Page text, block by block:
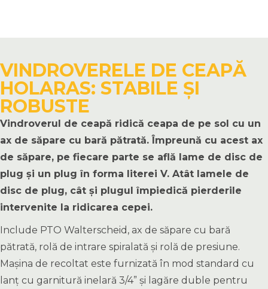
VINDROVERELE DE CEAPĂ
HOLARAS: STABILE ȘI
ROBUSTE
Vindroverul de ceapă ridică ceapa de pe sol cu un
ax de săpare cu bară pătrată. Împreună cu acest ax
de săpare, pe fiecare parte se află lame de disc de
plug și un plug în forma literei V. Atât lamele de
disc de plug, cât și plugul împiedică pierderile
intervenite la ridicarea cepei.
Include PTO Walterscheid, ax de săpare cu bară
pătrată, rolă de intrare spiralată și rolă de presiune.
Mașina de recoltat este furnizată în mod standard cu
lanț cu garnitură inelară 3/4” și lagăre duble pentru